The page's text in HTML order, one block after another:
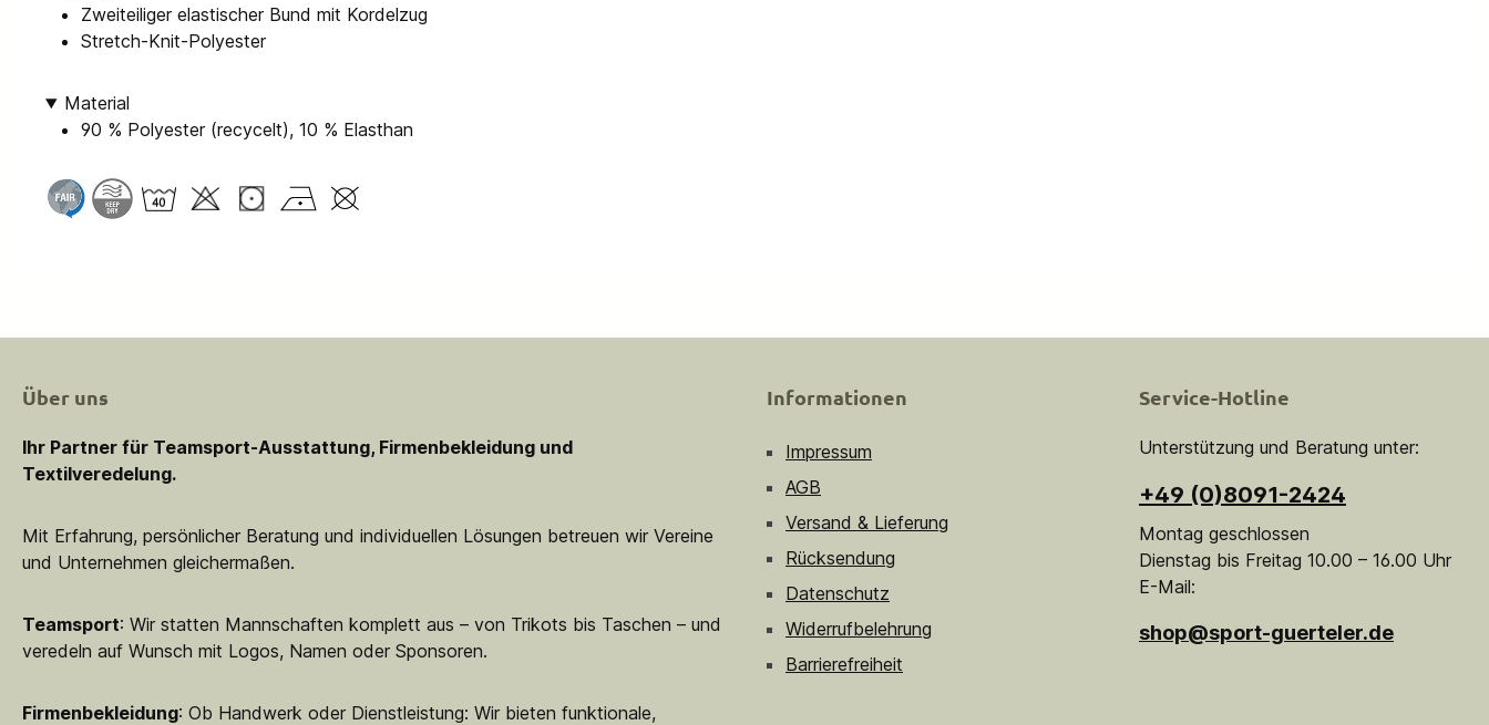
Zweiteiliger elastischer Bund mit Kordelzug
Stretch-Knit-Polyester
Material
90 % Polyester (recycelt), 10 % Elasthan
Über uns
Ihr Partner für Teamsport-Ausstattung, Firmenbekleidung und
Textilveredelung.
Mit Erfahrung, persönlicher Beratung und individuellen Lösungen betreuen wir Vereine
und Unternehmen gleichermaßen.
Teamsport: Wir statten Mannschaften komplett aus – von Trikots bis Taschen – und
veredeln auf Wunsch mit Logos, Namen oder Sponsoren.
Firmenbekleidung: Ob Handwerk oder Dienstleistung: Wir bieten funktionale,
Informationen
Impressum
AGB
Versand & Lieferung
Rücksendung
Datenschutz
Widerrufbelehrung
Barrierefreiheit
Service-Hotline
Unterstützung und Beratung unter:
+49 (0)8091-2424
Montag geschlossen
Dienstag bis Freitag 10.00 – 16.00 Uhr
E-Mail:
shop@sport-guerteler.de